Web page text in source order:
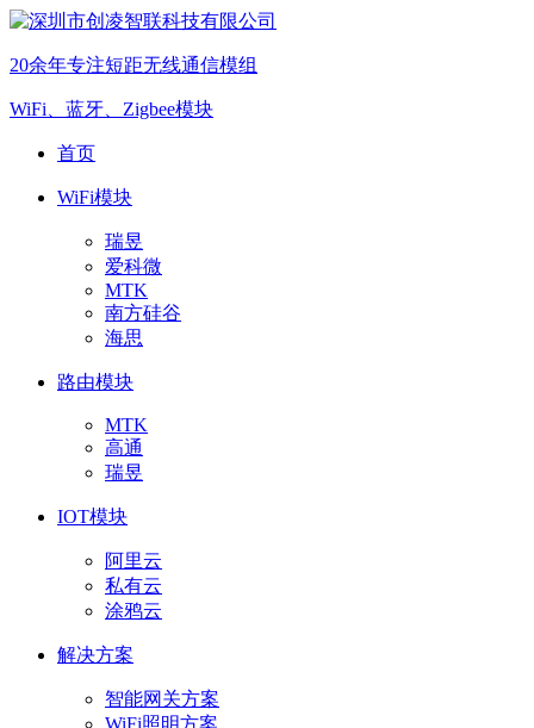
20余年专注短距无线通信模组
WiFi、蓝牙、Zigbee模块
首页
WiFi模块
瑞昱
爱科微
MTK
南方硅谷
海思
路由模块
MTK
高通
瑞昱
IOT模块
阿里云
私有云
涂鸦云
解决方案
智能网关方案
WiFi照明方案